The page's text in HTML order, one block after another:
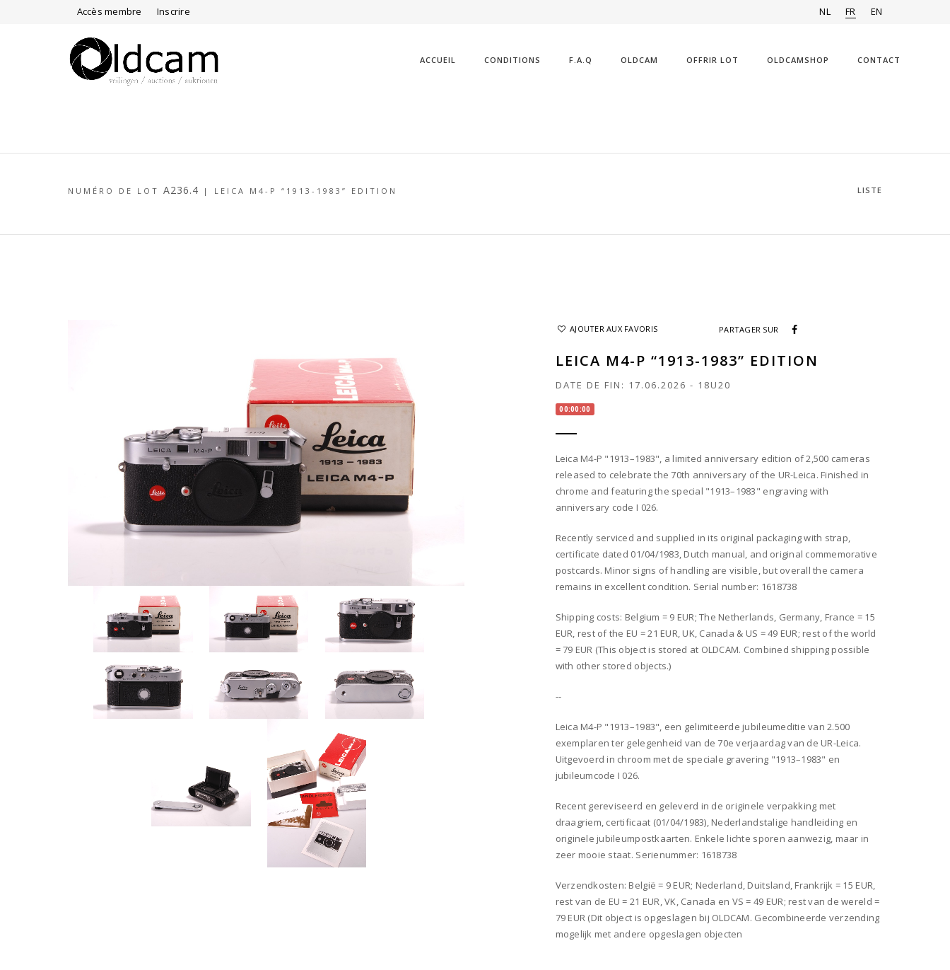
Accès membre Inscrire NL FR EN
ACCUEIL CONDITIONS F.A.Q OLDCAM OFFRIR LOT OLDCAMSHOP CONTACT
NUMÉRO DE LOT A236.4 | LEICA M4-P “1913-1983” EDITION LISTE
AJOUTER AUX FAVORIS PARTAGER SUR
LEICA M4-P “1913-1983” EDITION
DATE DE FIN: 17.06.2026 - 18U20
00:00:00
Leica M4-P "1913–1983", a limited anniversary edition of 2,500 cameras
released to celebrate the 70th anniversary of the UR-Leica. Finished in
chrome and featuring the special "1913–1983" engraving with
anniversary code I 026.
Recently serviced and supplied in its original packaging with strap,
certificate dated 01/04/1983, Dutch manual, and original commemorative
postcards. Minor signs of handling are visible, but overall the camera
remains in excellent condition. Serial number: 1618738
Shipping costs: Belgium = 9 EUR; The Netherlands, Germany, France = 15
EUR, rest of the EU = 21 EUR, UK, Canada & US = 49 EUR; rest of the world
= 79 EUR (This object is stored at OLDCAM. Combined shipping possible
with other stored objects.)
--
Leica M4-P "1913–1983", een gelimiteerde jubileumeditie van 2.500
exemplaren ter gelegenheid van de 70e verjaardag van de UR-Leica.
Uitgevoerd in chroom met de speciale gravering "1913–1983" en
jubileumcode I 026.
Recent gereviseerd en geleverd in de originele verpakking met
draagriem, certificaat (01/04/1983), Nederlandstalige handleiding en
originele jubileumpostkaarten. Enkele lichte sporen aanwezig, maar in
zeer mooie staat. Serienummer: 1618738
Verzendkosten: België = 9 EUR; Nederland, Duitsland, Frankrijk = 15 EUR,
rest van de EU = 21 EUR, VK, Canada en VS = 49 EUR; rest van de wereld =
79 EUR (Dit object is opgeslagen bij OLDCAM. Gecombineerde verzending
mogelijk met andere opgeslagen objecten